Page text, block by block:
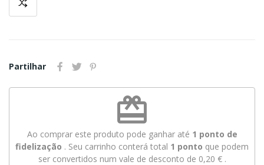
Partilhar
redeem
Ao comprar este produto pode ganhar até 1 ponto de
fidelização . Seu carrinho conterá total 1 ponto que podem
ser convertidos num vale de desconto de 0,20 €.